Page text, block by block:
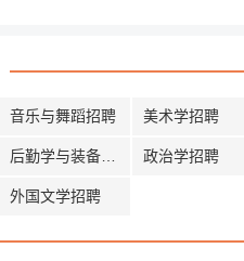
音乐与舞蹈招聘 美术学招聘
政治学招聘
外国文学招聘